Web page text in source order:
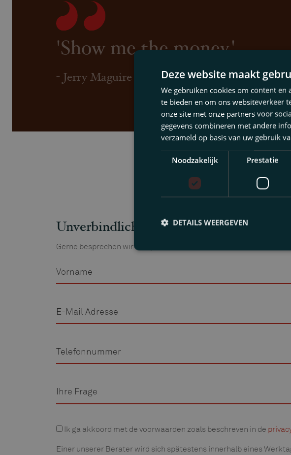
'Show me the money.'
- Jerry Maguire (1996)
Unverbindliches Kennenlernen?
Gerne besprechen wir Ihre persönliche Situation bei einem
Mail
Privacyverklaring
Ik ga akkoord met de voorwaarden zoals beschreven in de
Einer unserer Berater wird sich spätestens innerhalb eines
Deze website maakt
We gebruiken cookies om content
te bieden en om ons websiteverkeer
onze site met onze partners voor
gegevens combineren met andere
verzameld op basis van uw gebruik
Noodzakelijk Prestatie
DETAILS WEERGEVEN